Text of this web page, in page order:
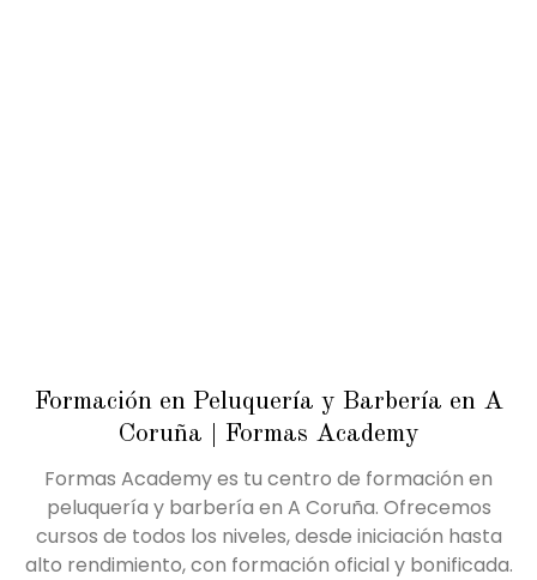
Formación en Peluquería y Barbería en A
Coruña | Formas Academy
Formas Academy es tu centro de formación en
peluquería y barbería en A Coruña. Ofrecemos
cursos de todos los niveles, desde iniciación hasta
alto rendimiento, con formación oficial y bonificada.